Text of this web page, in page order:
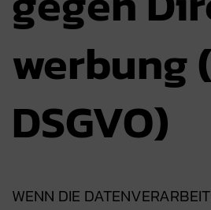
werbung
DSGVO)
WENN DIE